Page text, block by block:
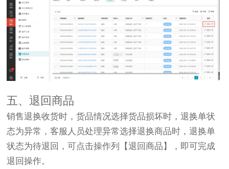
五、退回商品
销售退换收货时，货品情况选择货品损坏时，退换单状
态为异常，客服人员处理异常选择退换商品时，退换单
状态为待退回，可点击操作列【退回商品】，即可完成
退回操作。